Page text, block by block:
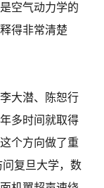
空气动力学的
得非常清楚
大潜、陈恕行
多时间就取得
个方向做了重
复旦大学，数